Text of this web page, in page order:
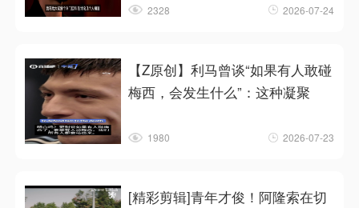
2328 2026-07-24
【Z原创】利马曾谈“如果有人敢碰
梅西，会发生什么”：这种凝聚
1980 2026-07-23
[精彩剪辑]青年才俊！阿隆索在切